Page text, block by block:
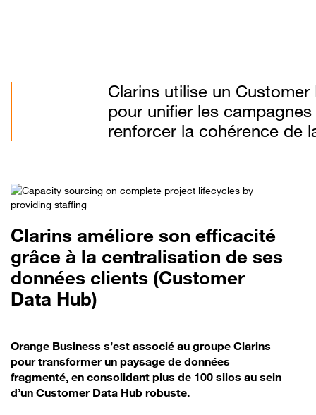
Clarins utilise un Customer
pour unifier les
renforcer la cohérence de
Clarins améliore son efficacité
grâce à la centralisation de ses
données clients (Customer
Data Hub)
Orange Business s’est associé au groupe Clarins
pour transformer un paysage de données
fragmenté, en consolidant plus de 100 silos au sein
d’un Customer Data Hub robuste.